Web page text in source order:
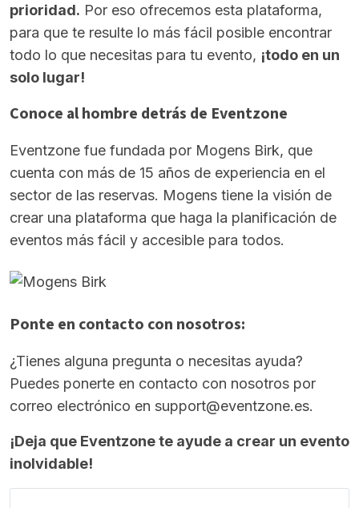
prioridad. Por eso ofrecemos esta plataforma,
para que te resulte lo más fácil posible encontrar
todo lo que necesitas para tu evento, ¡todo en un
solo lugar!
Conoce al hombre detrás de Eventzone
Eventzone fue fundada por Mogens Birk, que
cuenta con más de 15 años de experiencia en el
sector de las reservas. Mogens tiene la visión de
crear una plataforma que haga la planificación de
eventos más fácil y accesible para todos.
Ponte en contacto con nosotros:
¿Tienes alguna pregunta o necesitas ayuda?
Puedes ponerte en contacto con nosotros por
correo electrónico en support@eventzone.es.
¡Deja que Eventzone te ayude a crear un evento
inolvidable!